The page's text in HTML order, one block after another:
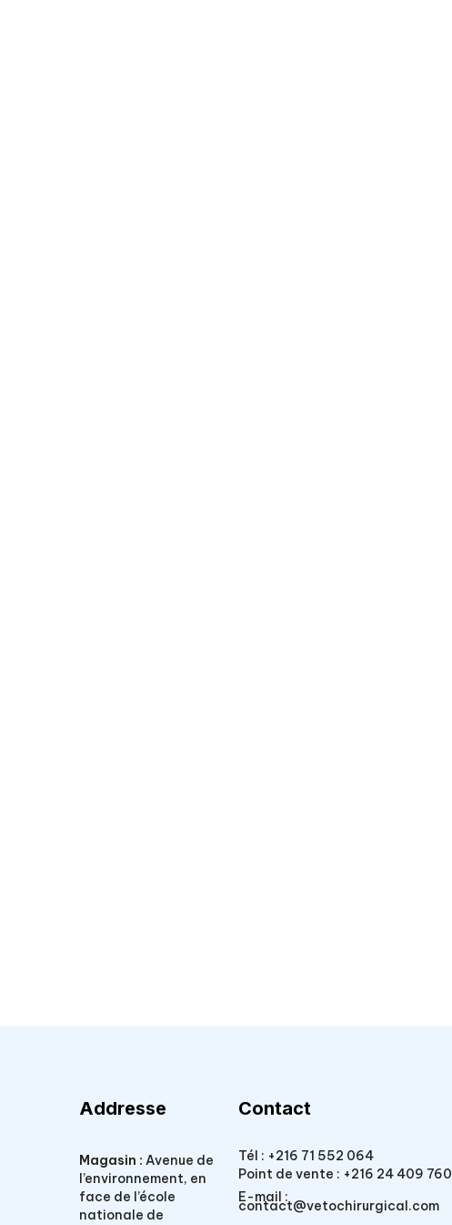
Addresse
Magasin : Avenue de
l’environnement, en
face de l’école
nationale de
Contact
Tél : +216 71 552 064
Point de vente : +216 24 409 760
E-mail :
contact@vetochirurgical.com